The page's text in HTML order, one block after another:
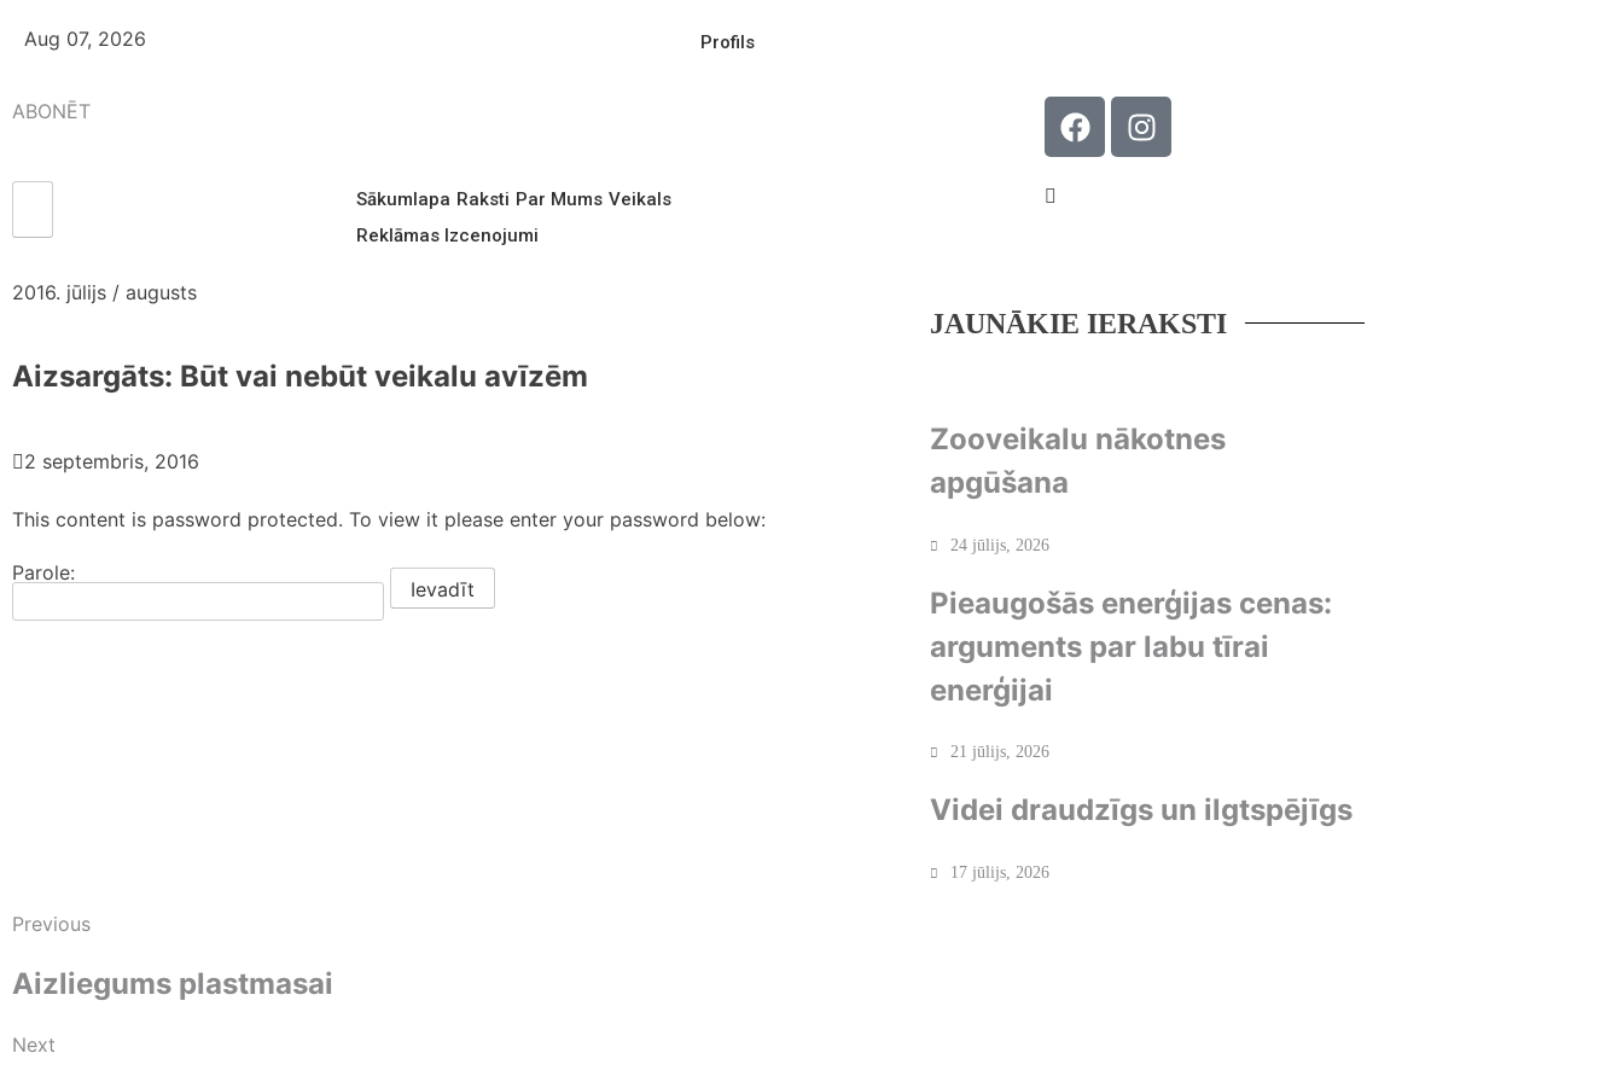
Aug 07, 2026 Profils
ABONĒT
Sākumlapa Raksti Par Mums Veikals
Reklāmas Izcenojumi
2016. jūlijs / augusts
Aizsargāts: Būt vai nebūt veikalu avīzēm
2 septembris, 2016
This content is password protected. To view it please enter your password below:
Parole:
JAUNĀKIE IERAKSTI
Zooveikalu nākotnes
apgūšana
24 jūlijs, 2026
Pieaugošās enerģijas cenas:
arguments par labu tīrai
enerģijai
21 jūlijs, 2026
Videi draudzīgs un ilgtspējīgs
17 jūlijs, 2026
Previous
Aizliegums plastmasai
Next